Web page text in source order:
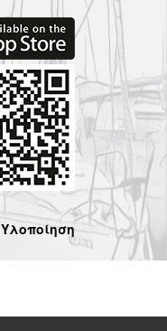
Υλοποίηση